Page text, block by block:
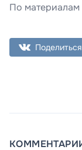
По материалам
Поделиться